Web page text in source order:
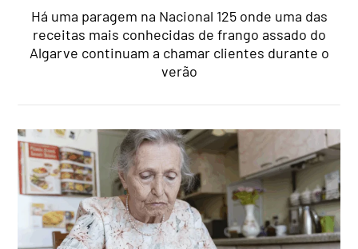
Há uma paragem na Nacional 125 onde uma das
receitas mais conhecidas de frango assado do
Algarve continuam a chamar clientes durante o
verão